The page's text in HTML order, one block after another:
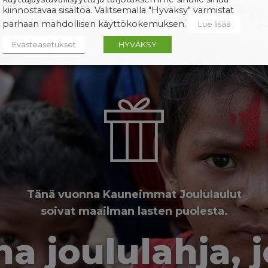
Tänä vuonna Kauneimmat Joululaulut
soivat maailman lasten puolesta.
joululahja,
kiinnostavaa sisältöä. Valitsemalla "Hyväksy" varmistat
parhaan mahdollisen käyttökokemuksen.
Lue lisää
Evästeasetukset HYVÄKSY